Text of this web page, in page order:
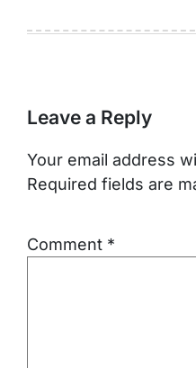
Leave a Reply
Your email address
Required fields are
Comment *